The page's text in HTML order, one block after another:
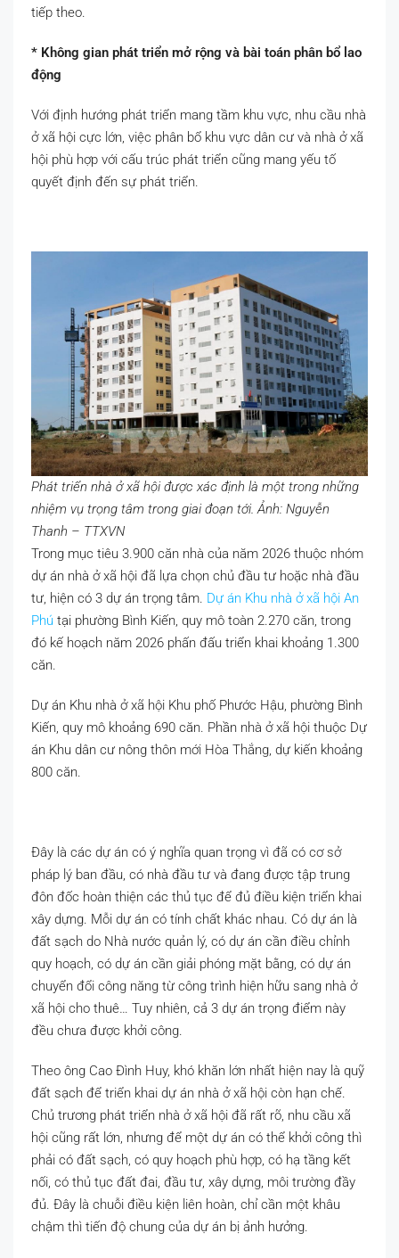
tiếp theo.
* Không gian phát triển mở rộng và bài toán phân bổ lao
động
Với định hướng phát triển mang tầm khu vực, nhu cầu nhà
ở xã hội cực lớn, việc phân bổ khu vực dân cư và nhà ở xã
hội phù hợp với cấu trúc phát triển cũng mang yếu tố
quyết định đến sự phát triển.
Phát triển nhà ở xã hội được xác định là một trong những
nhiệm vụ trọng tâm trong giai đoạn tới. Ảnh: Nguyễn
Thanh – TTXVN
Trong mục tiêu 3.900 căn nhà của năm 2026 thuộc nhóm
dự án nhà ở xã hội đã lựa chọn chủ đầu tư hoặc nhà đầu
tư, hiện có 3 dự án trọng tâm. Dự án Khu nhà ở xã hội An
Phú tại phường Bình Kiến, quy mô toàn 2.270 căn, trong
đó kế hoạch năm 2026 phấn đấu triển khai khoảng 1.300
căn.
Dự án Khu nhà ở xã hội Khu phố Phước Hậu, phường Bình
Kiến, quy mô khoảng 690 căn. Phần nhà ở xã hội thuộc Dự
án Khu dân cư nông thôn mới Hòa Thắng, dự kiến khoảng
800 căn.
Đây là các dự án có ý nghĩa quan trọng vì đã có cơ sở
pháp lý ban đầu, có nhà đầu tư và đang được tập trung
đôn đốc hoàn thiện các thủ tục để đủ điều kiện triển khai
xây dựng. Mỗi dự án có tính chất khác nhau. Có dự án là
đất sạch do Nhà nước quản lý, có dự án cần điều chỉnh
quy hoạch, có dự án cần giải phóng mặt bằng, có dự án
chuyển đổi công năng từ công trình hiện hữu sang nhà ở
xã hội cho thuê… Tuy nhiên, cả 3 dự án trọng điểm này
đều chưa được khởi công.
Theo ông Cao Đình Huy, khó khăn lớn nhất hiện nay là quỹ
đất sạch để triển khai dự án nhà ở xã hội còn hạn chế.
Chủ trương phát triển nhà ở xã hội đã rất rõ, nhu cầu xã
hội cũng rất lớn, nhưng để một dự án có thể khởi công thì
phải có đất sạch, có quy hoạch phù hợp, có hạ tầng kết
nối, có thủ tục đất đai, đầu tư, xây dựng, môi trường đầy
đủ. Đây là chuỗi điều kiện liên hoàn, chỉ cần một khâu
chậm thì tiến độ chung của dự án bị ảnh hưởng.